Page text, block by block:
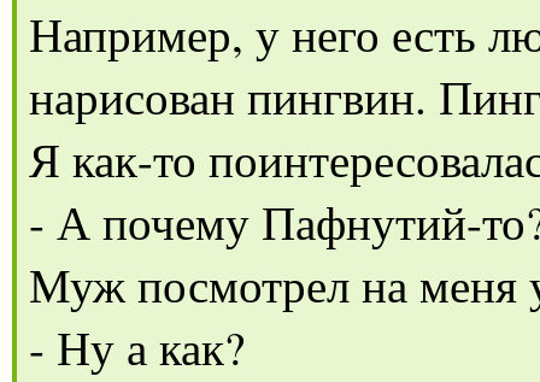
Например, у него есть
нарисован пингвин.
Я как-то
- А почему Пафнутий-
Муж посмотрел на меня
- Ну а как?